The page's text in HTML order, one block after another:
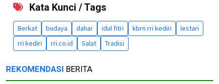
Kata Kunci / Tags
Berkat budaya dahar idul fitri kbrn rri kediri
lestari
rri kediri
rri.co.id Salat Tradisi
REKOMENDASI BERITA